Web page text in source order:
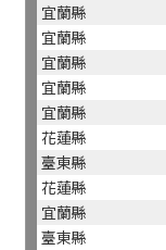
宜蘭縣
宜蘭縣
宜蘭縣
宜蘭縣
宜蘭縣
花蓮縣
臺東縣
花蓮縣
宜蘭縣
臺東縣